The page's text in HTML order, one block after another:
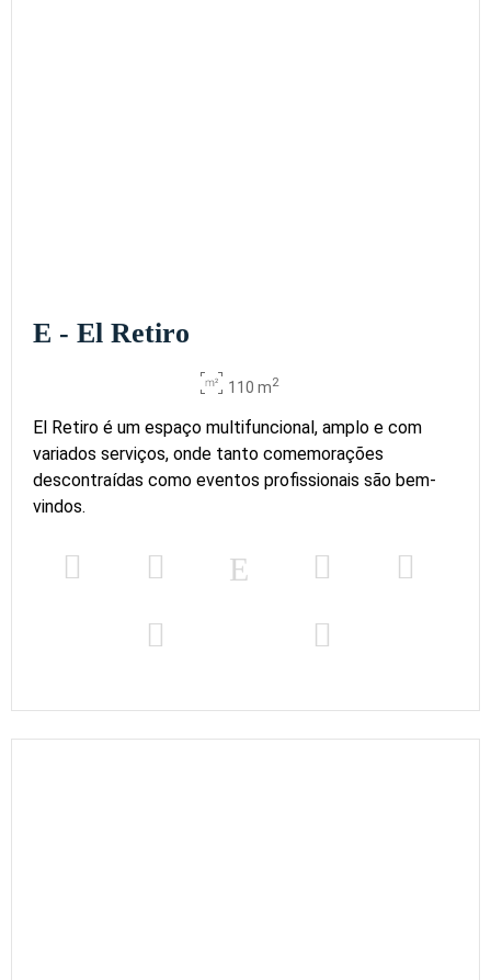
E - El Retiro
110 m2
El Retiro é um espaço multifuncional, amplo e com
variados serviços, onde tanto comemorações
descontraídas como eventos profissionais são bem-
vindos.